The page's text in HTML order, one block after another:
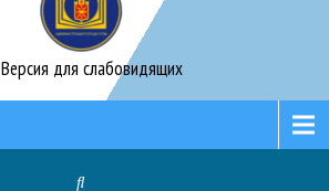
Версия для слабовидящих